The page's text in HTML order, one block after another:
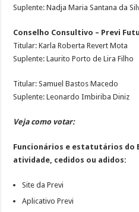
Suplente: Nadja Maria Santana da
Conselho Consultivo – Previ
Titular: Karla Roberta Revert Mota
Suplente: Laurito Porto de Lira Filho
Titular: Samuel Bastos Macedo
Suplente: Leonardo Imbiriba Diniz
Veja como votar:
Funcionários e estatutários do
atividade, cedidos ou adidos:
Site da Previ
Aplicativo Previ